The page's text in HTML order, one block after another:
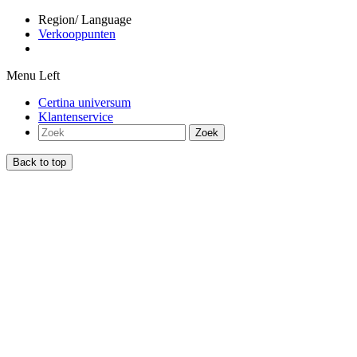
Region/ Language
Verkooppunten
Menu Left
Certina universum
Klantenservice
Zoek
Back to top